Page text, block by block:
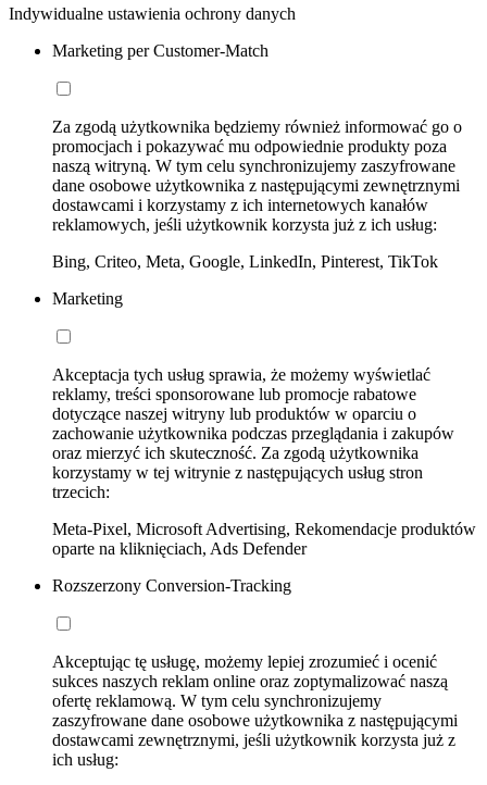
Indywidualne ustawienia ochrony danych
Marketing per Customer-Match
Za zgodą użytkownika będziemy również informować go o
promocjach i pokazywać mu odpowiednie produkty poza
naszą witryną. W tym celu synchronizujemy zaszyfrowane
dane osobowe użytkownika z następującymi zewnętrznymi
dostawcami i korzystamy z ich internetowych kanałów
reklamowych, jeśli użytkownik korzysta już z ich usług:
Bing, Criteo, Meta, Google, LinkedIn, Pinterest, TikTok
Marketing
Akceptacja tych usług sprawia, że możemy wyświetlać
reklamy, treści sponsorowane lub promocje rabatowe
dotyczące naszej witryny lub produktów w oparciu o
zachowanie użytkownika podczas przeglądania i zakupów
oraz mierzyć ich skuteczność. Za zgodą użytkownika
korzystamy w tej witrynie z następujących usług stron
trzecich:
Meta-Pixel, Microsoft Advertising, Rekomendacje produktów
oparte na kliknięciach, Ads Defender
Rozszerzony Conversion-Tracking
Akceptując tę usługę, możemy lepiej zrozumieć i ocenić
sukces naszych reklam online oraz zoptymalizować naszą
ofertę reklamową. W tym celu synchronizujemy
zaszyfrowane dane osobowe użytkownika z następującymi
dostawcami zewnętrznymi, jeśli użytkownik korzysta już z
ich usług: